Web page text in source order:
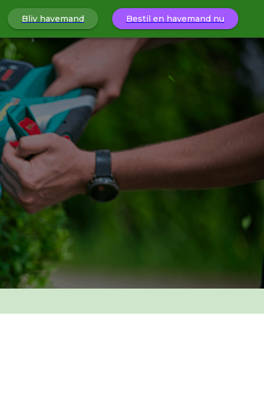
Bliv havemand Bestil en havemand nu